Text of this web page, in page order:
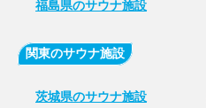
福島県のサウナ施設
関東のサウナ施設
茨城県のサウナ施設